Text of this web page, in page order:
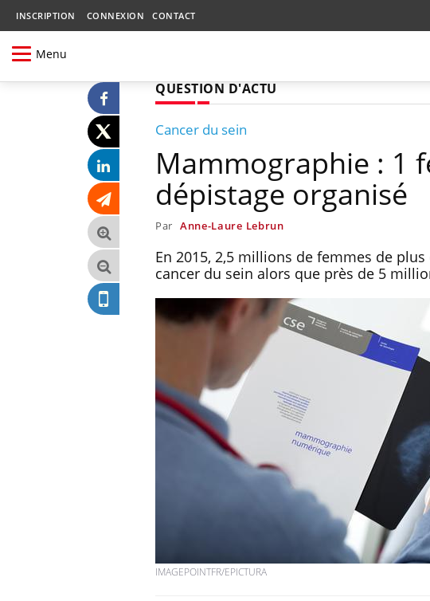
INSCRIPTION CONNEXION CONTACT
Menu
QUESTION D'ACTU
Cancer du sein
Mammographie : 1
dépistage organisé
Par Anne-Laure Lebrun
En 2015, 2,5 millions de femmes de
cancer du sein alors que près de 5
IMAGEPOINTFR/EPICTURA